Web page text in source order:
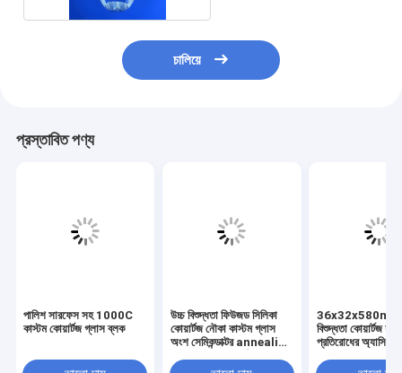
চালিয়ে
প্রস্তাবিত পণ্য
পালিশ সারফেস সহ 1000C
কাস্টম কোয়ার্টজ গ্লাস ব্লক
উচ্চ বিশুদ্ধতা ফিউজড সিলিকা
কোয়ার্টজ নৌকা কাস্টম গ্লাস
অংশ সেমিকন্ডাক্টর annealing
36x32x580mm
বিশুদ্ধতা কোয়ার্টজ
প্রতিরোধের অ্যাসিড